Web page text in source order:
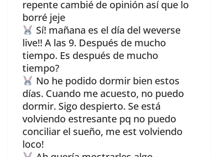
repente cambié de opinión así que lo
borré jeje
Sí! mañana es el día del weverse
live!! A las 9. Después de mucho
tiempo. Es después de mucho
tiempo?
No he podido dormir bien estos
días. Cuando me acuesto, no puedo
dormir. Sigo despierto. Se está
volviendo estresante pq no puedo
conciliar el sueño, me est volviendo
loco!